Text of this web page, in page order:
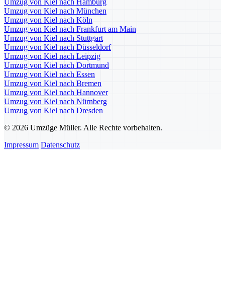
Umzug von Kiel nach Hamburg
Umzug von Kiel nach München
Umzug von Kiel nach Köln
Umzug von Kiel nach Frankfurt am Main
Umzug von Kiel nach Stuttgart
Umzug von Kiel nach Düsseldorf
Umzug von Kiel nach Leipzig
Umzug von Kiel nach Dortmund
Umzug von Kiel nach Essen
Umzug von Kiel nach Bremen
Umzug von Kiel nach Hannover
Umzug von Kiel nach Nürnberg
Umzug von Kiel nach Dresden
© 2026 Umzüge Müller. Alle Rechte vorbehalten.
Impressum Datenschutz